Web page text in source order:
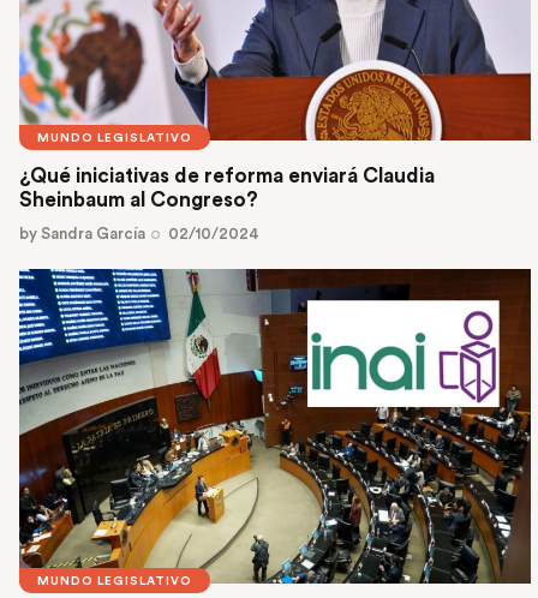
MUNDO LEGISLATIVO
¿Qué iniciativas de reforma enviará Claudia
Sheinbaum al Congreso?
by Sandra García 02/10/2024
MUNDO LEGISLATIVO